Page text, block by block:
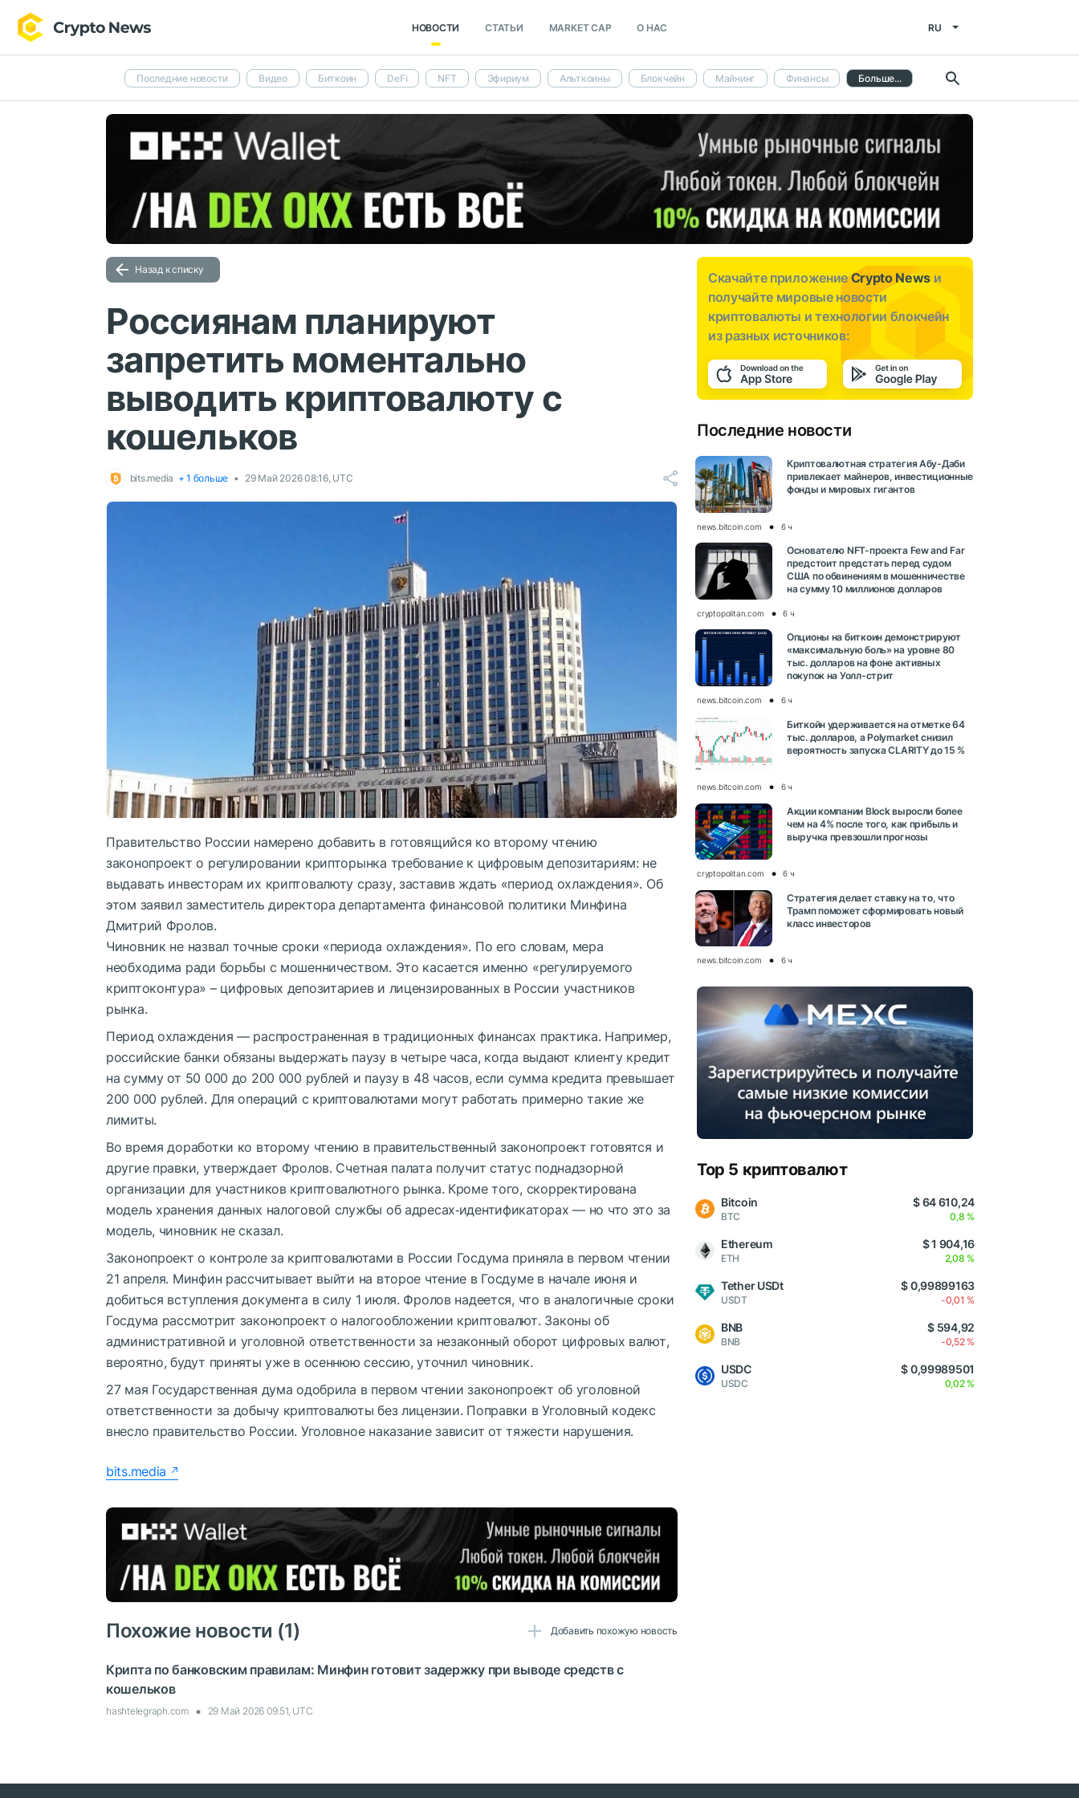
НОВОСТИ СТАТЬИ MARKET CAP О НАС RU
Последние новости Видео Биткоин DeFi NFT Эфириум Альткоины Блокчейн Майнинг Финансы Больше...
Назад к списку
Россиянам планируют
запретить моментально
выводить криптовалюту с
кошельков
bits.media + 1 больше 29 Май 2026 08:16, UTC
Правительство России намерено добавить в готовящийся ко второму чтению
законопроект о регулировании крипторынка требование к цифровым депозитариям: не
выдавать инвесторам их криптовалюту сразу, заставив ждать «период охлаждения». Об
этом заявил заместитель директора департамента финансовой политики Минфина
Дмитрий Фролов.
Чиновник не назвал точные сроки «периода охлаждения». По его словам, мера
необходима ради борьбы с мошенничеством. Это касается именно «регулируемого
криптоконтура» – цифровых депозитариев и лицензированных в России участников
рынка.
Период охлаждения — распространенная в традиционных финансах практика. Например,
российские банки обязаны выдержать паузу в четыре часа, когда выдают клиенту кредит
на сумму от 50 000 до 200 000 рублей и паузу в 48 часов, если сумма кредита превышает
200 000 рублей. Для операций с криптовалютами могут работать примерно такие же
лимиты.
Во время доработки ко второму чтению в правительственный законопроект готовятся и
другие правки, утверждает Фролов. Счетная палата получит статус поднадзорной
организации для участников криптовалютного рынка. Кроме того, скорректирована
модель хранения данных налоговой службы об адресах‑идентификаторах — но что это за
модель, чиновник не сказал.
Законопроект о контроле за криптовалютами в России Госдума приняла в первом чтении
21 апреля. Минфин рассчитывает выйти на второе чтение в Госдуме в начале июня и
добиться вступления документа в силу 1 июля. Фролов надеется, что в аналогичные сроки
Госдума рассмотрит законопроект о налогообложении криптовалют. Законы об
административной и уголовной ответственности за незаконный оборот цифровых валют,
вероятно, будут приняты уже в осеннюю сессию, уточнил чиновник.
27 мая Государственная дума одобрила в первом чтении законопроект об уголовной
ответственности за добычу криптовалюты без лицензии. Поправки в Уголовный кодекс
внесло правительство России. Уголовное наказание зависит от тяжести нарушения.
bits.media
Похожие новости (1) Добавить похожую новость
Крипта по банковским правилам: Минфин готовит задержку при выводе средств с
кошельков
hashtelegraph.com 29 Май 2026 09:51, UTC
Скачайте приложениеCrypto News и
получайте мировые новости
криптовалюты и технологии блокчейн
из разных источников:
Последние новости
Криптовалютная стратегия Абу-Даби
привлекает майнеров, инвестиционные
фонды и мировых гигантов
news.bitcoin.com 6 ч
Основателю NFT-проекта Few and Far
предстоит предстать перед судом
США по обвинениям в мошенничестве
на сумму 10 миллионов долларов
cryptopolitan.com 6 ч
Опционы на биткоин демонстрируют
«максимальную боль» на уровне 80
тыс. долларов на фоне активных
покупок на Уолл-стрит
news.bitcoin.com 6 ч
Биткойн удерживается на отметке 64
тыс. долларов, а Polymarket снизил
вероятность запуска CLARITY до 15 %
news.bitcoin.com 6 ч
Акции компании Block выросли более
чем на 4% после того, как прибыль и
выручка превзошли прогнозы
cryptopolitan.com 6 ч
Стратегия делает ставку на то, что
Трамп поможет сформировать новый
класс инвесторов
news.bitcoin.com 6 ч
Top 5 криптовалют
Bitcoin
BTC
$ 64 610,24
0,8 %
Ethereum
ETH
$ 1 904,16
2,08 %
Tether USDt
USDT
$ 0,99899163
-0,01 %
BNB
BNB
$ 594,92
-0,52 %
USDC
USDC
$ 0,99989501
0,02 %